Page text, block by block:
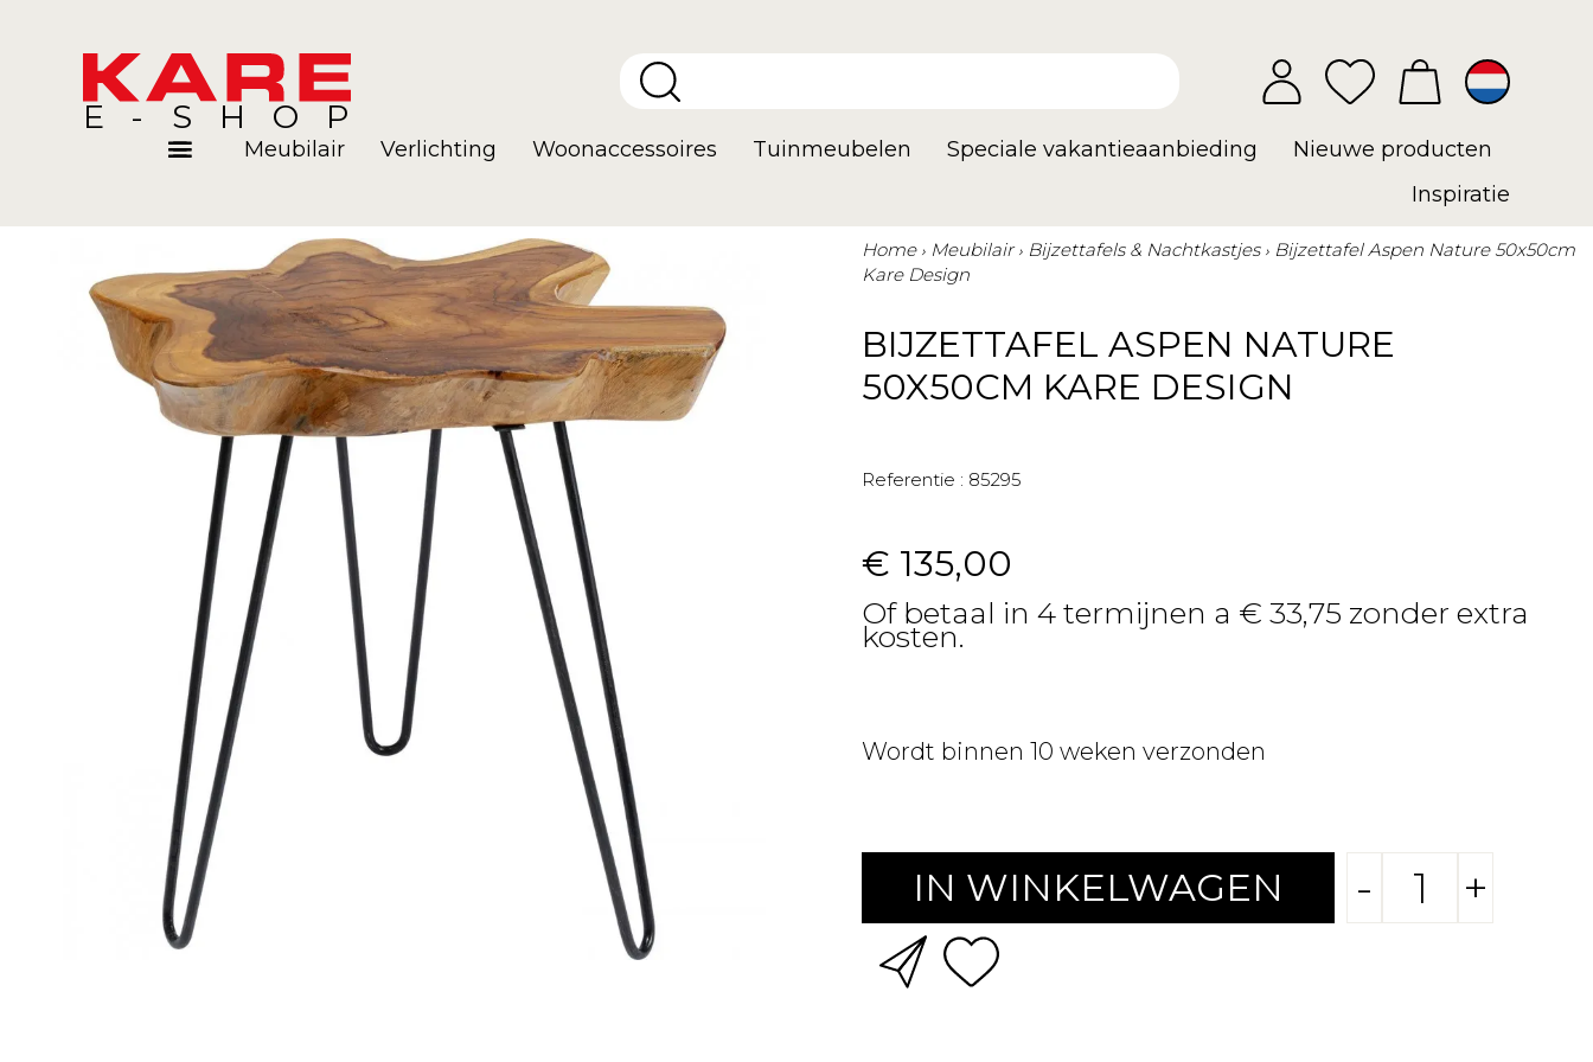
E-SHOP
Meubilair Verlichting Woonaccessoires Tuinmeubelen Speciale vakantieaanbieding
Nieuwe producten
Inspiratie
Home Meubilair Bijzettafels & Nachtkastjes
Bijzettafel Aspen Nature 50x50cm
Kare Design
BIJZETTAFEL ASPEN NATURE
50X50CM KARE DESIGN
Referentie : 85295
€ 135,00
Of betaal in 4 termijnen a € 33,75 zonder extra
kosten.
Wordt binnen 10 weken verzonden
IN WINKELWAGEN - +